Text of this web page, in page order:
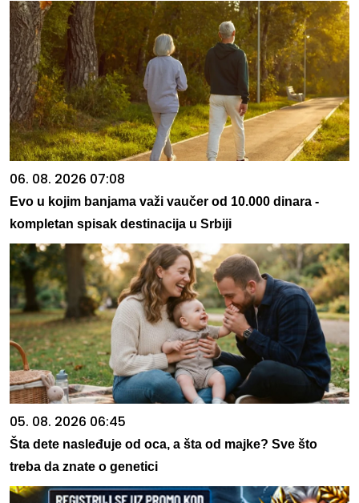
06. 08. 2026 07:08
Evo u kojim banjama važi vaučer od 10.000 dinara -
kompletan spisak destinacija u Srbiji
05. 08. 2026 06:45
Šta dete nasleđuje od oca, a šta od majke? Sve što
treba da znate o genetici